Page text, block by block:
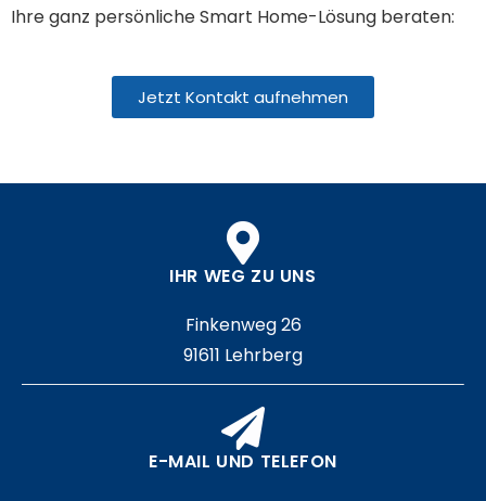
Ihre ganz persönliche Smart Home-Lösung beraten:
Jetzt Kontakt aufnehmen
IHR WEG ZU UNS
Finkenweg 26
91611 Lehrberg
E-MAIL UND TELEFON